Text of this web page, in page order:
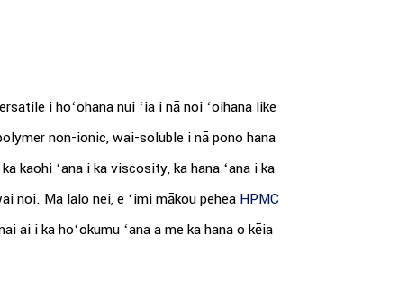
i hoʻohana nui ʻia i nā noi ʻoihana like
non-ionic, wai-soluble i nā pono hana
kaohi ʻana i ka viscosity, ka hana ʻana i ka
noi. Ma lalo nei, e ʻimi mākou pehea HPMC
ai i ka hoʻokumu ʻana a me ka hana o kēia